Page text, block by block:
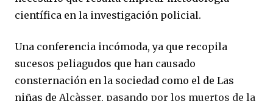
científica en la investigación policial.
Una conferencia incómoda, ya que recopila
sucesos peliagudos que han causado
consternación en la sociedad como el de Las
niñas de Alcàsser, pasando por los muertos de la